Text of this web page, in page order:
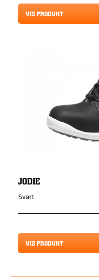
VIS PRODUKT
JODIE
Svart
VIS PRODUKT